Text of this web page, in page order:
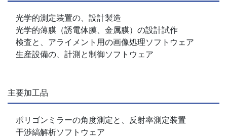
光学的測定装置の、設計製造
光学的薄膜（誘電体膜、金属膜）の設計試作
検査と、アライメント用の画像処理ソフトウェア
生産設備の、計測と制御ソフトウェア
主要加工品
ポリゴンミラーの角度測定と、反射率測定装置
干渉縞解析ソフトウェア